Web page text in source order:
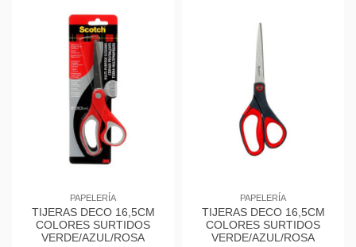
PAPELERÍA
TIJERAS DECO 16,5CM
COLORES SURTIDOS
VERDE/AZUL/ROSA
PAPELERÍA
TIJERAS DECO 16,5CM
COLORES SURTIDOS
VERDE/AZUL/ROSA